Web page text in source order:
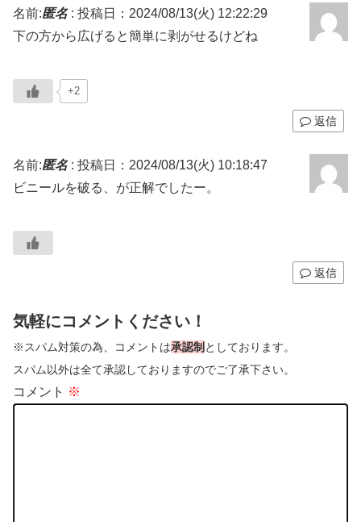
名前:匿名: 投稿日：2024/08/13(火) 12:22:29
下の方から広げると簡単に剥がせるけどね
+2
返信
名前:匿名: 投稿日：2024/08/13(火) 10:18:47
ビニールを破る、が正解でしたー。
返信
気軽にコメントください！
※スパム対策の為、コメントは承認制 としております。
スパム以外は全て承認しておりますのでご了承下さい。
コメント ※